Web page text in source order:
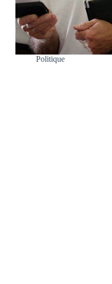
Politique